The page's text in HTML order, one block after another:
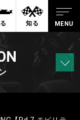
知る